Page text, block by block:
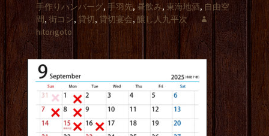
手作りハンバーグ,手羽先, 昼飲み, 東海地酒, 自由空
間, 街コン, 貸切, 貸切宴会, 醸し人九平次
hitorigoto